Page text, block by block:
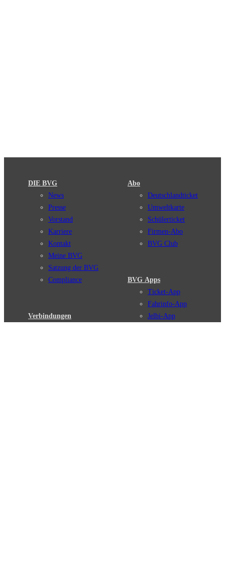
DIE BVG
News
Presse
Vorstand
Karriere
Kontakt
Meine BVG
Satzung der BVG
Compliance
Verbindungen
Abo
Deutschlandticket
Umweltkarte
Schülerticket
Firmen-Abo
BVG Club
BVG Apps
Ticket-App
Fahrinfo-App
Jelbi-App